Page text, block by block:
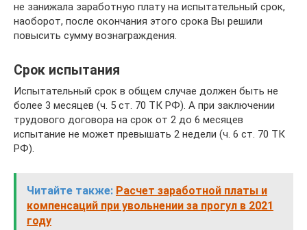
не занижала заработную плату на испытательный срок,
наоборот, после окончания этого срока Вы решили
повысить сумму вознаграждения.
Срок испытания
Испытательный срок в общем случае должен быть не
более 3 месяцев (ч. 5 ст. 70 ТК РФ). А при заключении
трудового договора на срок от 2 до 6 месяцев
испытание не может превышать 2 недели (ч. 6 ст. 70 ТК
РФ).
Читайте также: Расчет заработной платы и
компенсаций при увольнении за прогул в 2021
году